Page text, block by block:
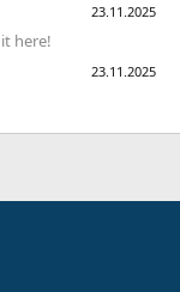
23.11.2025
here!
23.11.2025